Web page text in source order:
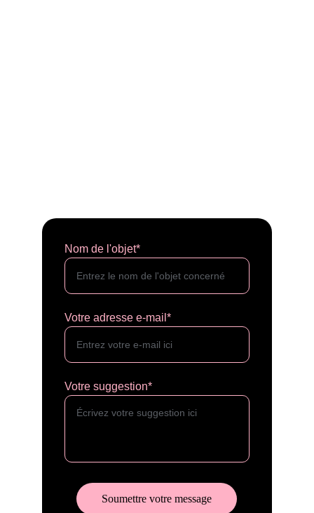
Nom de l'objet*
Votre adresse e-mail*
Votre suggestion*
Soumettre votre message